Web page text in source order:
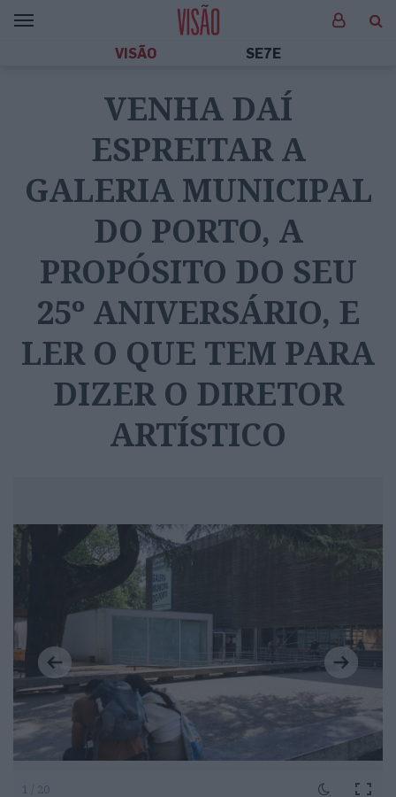
VISÃO SE7E
VENHA DAÍ
ESPREITAR A
GALERIA MUNICIPAL
DO PORTO, A
PROPÓSITO DO SEU
25º ANIVERSÁRIO, E
LER O QUE TEM PARA
DIZER O DIRETOR
ARTÍSTICO
1 / 20